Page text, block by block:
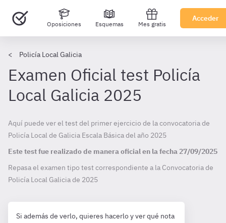
Oposiciones Esquemas Mes gratis
Acceder
Policía Local Galicia
Examen Oficial test Policía
Local Galicia 2025
Aquí puede ver el test del primer ejercicio de la convocatoria de
Policía Local de Galicia Escala Básica del año 2025
Este test fue realizado de manera oficial en la fecha 27/09/2025
Repasa el examen tipo test correspondiente a la Convocatoria de
Policía Local Galicia de 2025
Si además de verlo, quieres hacerlo y ver qué nota